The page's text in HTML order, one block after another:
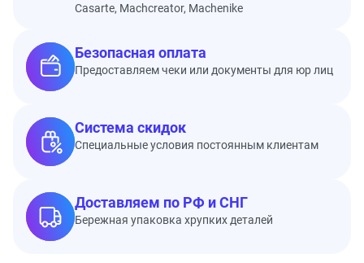
Casarte, Machcreator, Machenike
Безопасная оплата
Предоставляем чеки или документы для юр лиц
Система скидок
Специальные условия постоянным клиентам
Доставляем по РФ и СНГ
Бережная упаковка хрупких деталей